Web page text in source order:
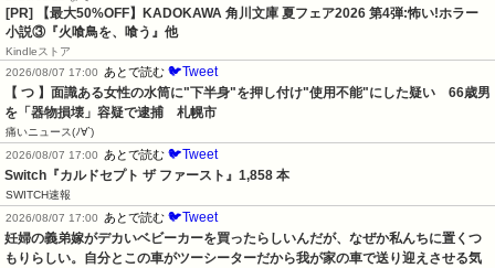
[PR] 【最大50%OFF】KADOKAWA 角川文庫 夏フェア2026 第4弾:怖い!ホラー
小説③『火喰鳥を、喰う』他
Kindleストア
2026/08/07 17:00
あとで読む 🐦Tweet
【 つ 】面識ある女性の水筒に"下半身"を押し付け"使用不能"にした疑い　66歳男
を「器物損壊」容疑で逮捕　札幌市
痛いニュース(ﾉ∀`)
2026/08/07 17:00
あとで読む 🐦Tweet
Switch『カルドセプト ザ ファースト』1,858 本
SWITCH速報
2026/08/07 17:00
あとで読む 🐦Tweet
妊婦の義弟嫁がデカいベビーカーを買ったらしいんだが、なぜか私んちに置くつ
もりらしい。自分とこの車がツーシーターだから我が家の車で送り迎えさせる気